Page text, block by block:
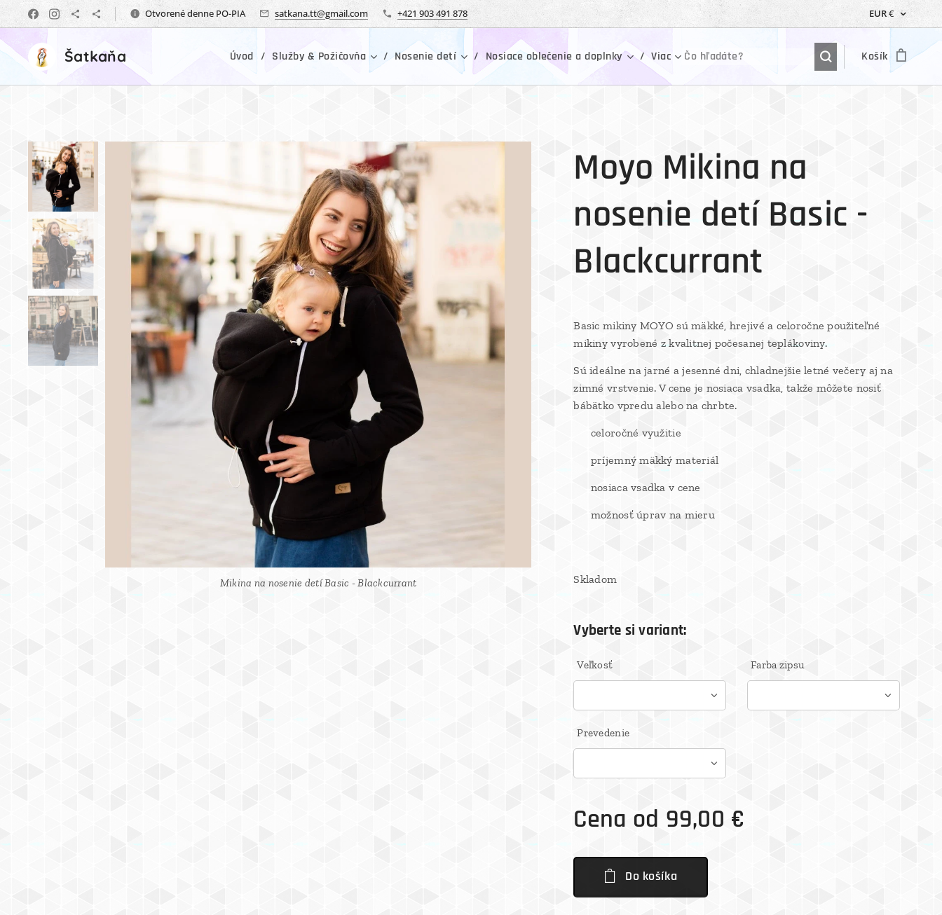
Otvorené denne PO-PIA satkana.tt@gmail.com +421 903 491 878 EUR€
Šatkaňa Úvod Služby & Požičovňa Nosenie detí Nosiace oblečenie a doplnky Viac Košík
Moyo Mikina na
nosenie detí Basic -
Blackcurrant
Mikina na nosenie detí Basic - Blackcurrant
Mikina na nosenie detí Basic - Blackcurrant
Mikina na nosenie detí Basic - Blackcurrant
Basic mikiny MOYO sú mäkké, hrejivé a celoročne použiteľné
mikiny vyrobené z kvalitnej počesanej teplákoviny.
Sú ideálne na jarné a jesenné dni, chladnejšie letné večery aj na
zimné vrstvenie. V cene je nosiaca vsadka, takže môžete nosiť
bábätko vpredu alebo na chrbte.
✔ celoročné využitie
✔ príjemný mäkký materiál
✔ nosiaca vsadka v cene
✔ možnosť úprav na mieru
Skladom
Vyberte si variant:
Veľkosť Farba zipsu
Prevedenie
Cena od 99,00 €
Do košíka